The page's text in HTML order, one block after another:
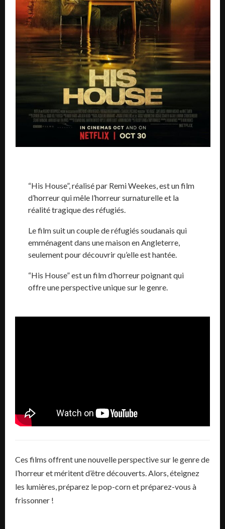
“His House”, réalisé par Remi Weekes, est un film
d’horreur qui mêle l’horreur surnaturelle et la
réalité tragique des réfugiés.
Le film suit un couple de réfugiés soudanais qui
emménagent dans une maison en Angleterre,
seulement pour découvrir qu’elle est hantée.
“His House” est un film d’horreur poignant qui
offre une perspective unique sur le genre.
Ces films offrent une nouvelle perspective sur le genre de
l’horreur et méritent d’être découverts. Alors, éteignez
les lumières, préparez le pop-corn et préparez-vous à
frissonner !